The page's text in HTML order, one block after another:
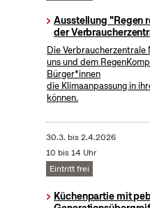
Ausstellung "Regen
der
Die Verbraucherzentrale
uns und dem
Bürger*innen
die Klimaanpassung in
können.
30.3. bis2.4.2026
10 bis 14 Uhr
Eintritt frei
Küchenpartie mit